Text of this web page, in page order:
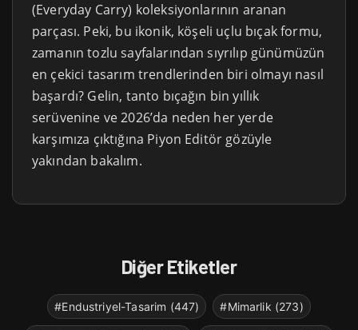
(Everyday Carry) koleksiyonlarının aranan
parçası. Peki, bu ikonik, köşeli uçlu bıçak formu,
zamanın tozlu sayfalarından sıyrılıp günümüzün
en çekici tasarım trendlerinden biri olmayı nasıl
başardı? Gelin, tanto bıçağın bin yıllık
serüvenine ve 2026’da neden her yerde
karşımıza çıktığına Piyon Editör gözüyle
yakından bakalım.
Diğer Etiketler
#Endustriyel-Tasarim (447) #Mimarlik (273)